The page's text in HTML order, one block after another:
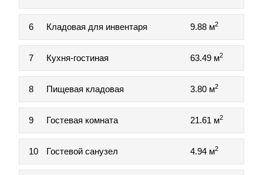
6 Кладовая для инвентаря 9.88 м2
7 Кухня-гостиная 63.49 м2
8 Пищевая кладовая 3.80 м2
9 Гостевая комната 21.61 м2
10 Гостевой санузел 4.94 м2